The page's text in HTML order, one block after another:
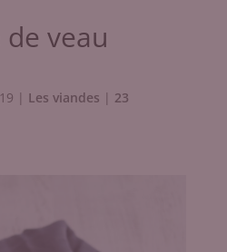
veau
| Les viandes | 23